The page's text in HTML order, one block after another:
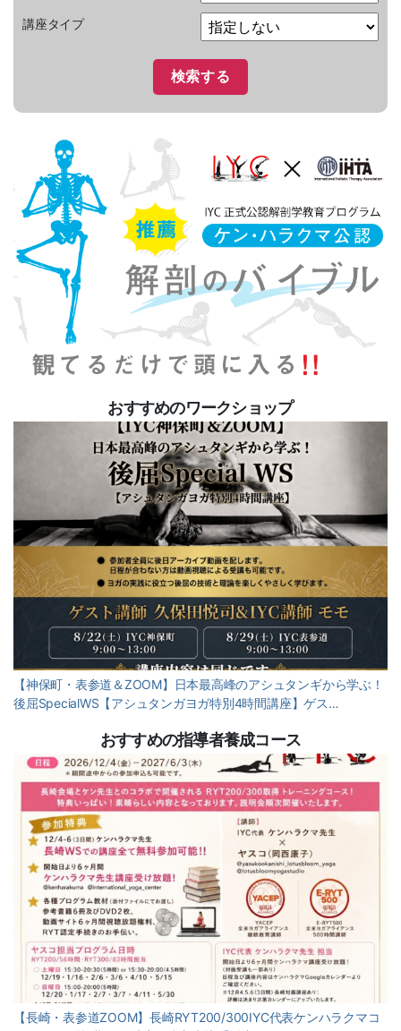
講座タイプ
おすすめのワークショップ
【神保町・表参道＆ZOOM】日本最高峰のアシュタンギから学ぶ！
後屈SpecialWS【アシュタンガヨガ特別4時間講座】ゲス…
おすすめの指導者養成コース
【長崎・表参道ZOOM】長崎RYT200/300IYC代表ケンハラクマコ